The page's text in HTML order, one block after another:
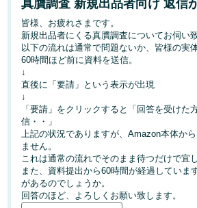
CN
Deutsch
- DE
Español
- ES
Français
- FR
Italiano
- IT
真贋調査 新規出品者向け 返信
皆様、お疲れさまです。
新規出品者にくる真贋調査についてお伺い
以下の流れは通常で問題ないか、皆様の実
60時間ほど前に資料を送信。
↓
直後に「要請」という表示が出現
↓
「要請」をクリックすると「回答を受けた
信・・」
上記の状況でありますが、Amazon本体か
ません。
これは通常の流れでそのまま待つだけで宜
また、資料提出から60時間が経過していま
があるのでしょうか。
回答のほど、よろしくお願い致します。